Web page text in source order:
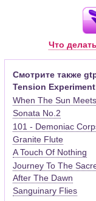
Для открытия нот
установить у себя
Pro (желательно,
официального
Функционал
Запись
банджо и множества
виде табулатур или
табулатуры
нотами и наоборот);
Создание
и других
Создание партий
Что
Смотрите также
Tension
When The Sun
Sonata No.2
101 - Demoniac
Granite Flute
A Touch Of Nothing
Journey To The
After The Dawn
Sanguinary Flies